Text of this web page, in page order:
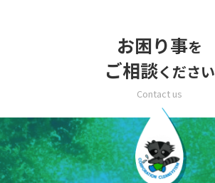
お困り事を
ご相談ください